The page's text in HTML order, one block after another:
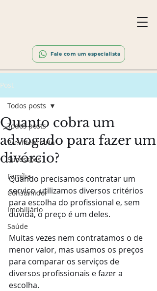
Fale com um especialista
Post
Todos posts
Previdenciário
Sucessões
Família
Consumidor
Imobiliário
Saúde
Todos posts
Quanto cobra um
advogado para fazer um
divórcio?
Quando precisamos contratar um
serviço, utilizamos diversos critérios
para escolha do profissional e, sem
dúvida, o preço é um deles.
Muitas vezes nem contratamos o de
menor valor, mas usamos os preços
para comparar os serviços de
diversos profissionais e fazer a
escolha.